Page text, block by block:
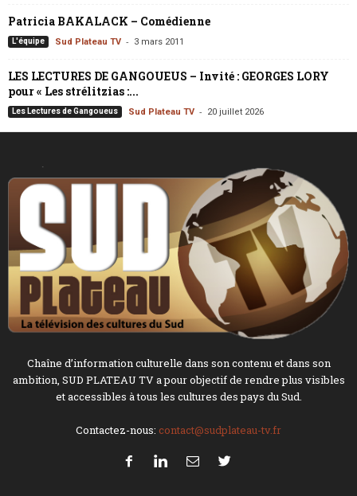
Patricia BAKALACK – Comédienne
L'équipe Sud Plateau TV - 3 mars 2011
LES LECTURES DE GANGOUEUS – Invité : GEORGES LORY
pour « Les strélitzias :...
Les Lectures de Gangoueus Sud Plateau TV - 20 juillet 2026
Chaîne d’information culturelle dans son contenu et dans son
ambition, SUD PLATEAU TV a pour objectif de rendre plus visibles
et accessibles à tous les cultures des pays du Sud.
Contactez-nous: contact@sudplateau-tv.fr